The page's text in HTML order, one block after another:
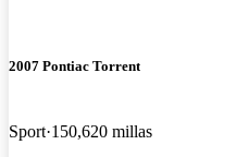
2007 Pontiac Torrent
Sport 150,620 millas